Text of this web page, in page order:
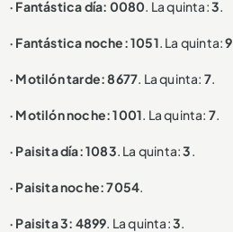
· Fantástica día: 0080. La quinta:3.
· Fantástica noche: 1051. La quinta:9
· Motilón tarde: 8677. La quinta: 7.
· Motilón noche: 1001. La quinta: 7.
· Paisita día: 1083. La quinta:3.
· Paisita noche: 7054.
· Paisita 3: 4899. La quinta:3.